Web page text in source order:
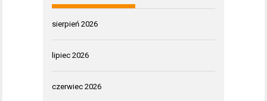
sierpień 2026
lipiec 2026
czerwiec 2026